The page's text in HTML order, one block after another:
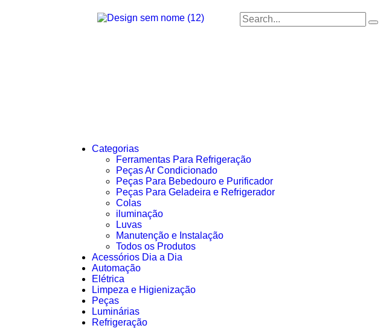
Categorias
Ferramentas Para Refrigeração
Peças Ar Condicionado
Peças Para Bebedouro e Purificador
Peças Para Geladeira e Refrigerador
Colas
iluminação
Luvas
Manutenção e Instalação
Todos os Produtos
Acessórios Dia a Dia
Automação
Elétrica
Limpeza e Higienização
Peças
Luminárias
Refrigeração